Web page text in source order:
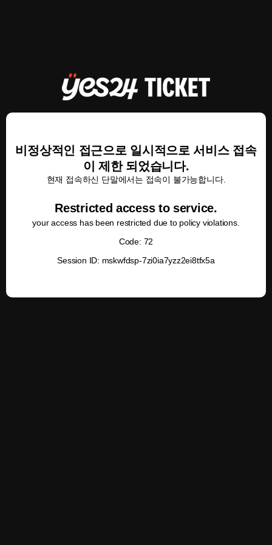
비정상적인 접근으로 일시적으로 서비스 접속
이 제한 되었습니다.
현재 접속하신 단말에서는 접속이 불가능합니다.
Restricted access to service.
your access has been restricted due to policy violations.
Code: 72
Session ID: mskwfdsp-7zi0ia7yzz2ei8tfx5a